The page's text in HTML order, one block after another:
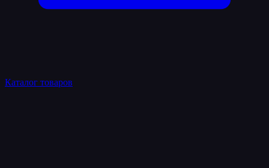
Каталог товаров